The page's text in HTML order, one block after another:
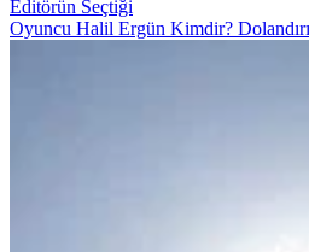
Editörün Seçtiği
Oyuncu Halil Ergün Kimdir?